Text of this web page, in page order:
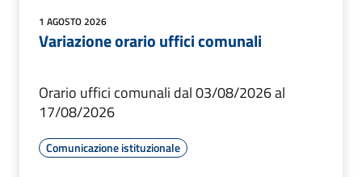
1 AGOSTO 2026
Variazione orario uffici comunali
Orario uffici comunali dal 03/08/2026 al
17/08/2026
Comunicazione istituzionale